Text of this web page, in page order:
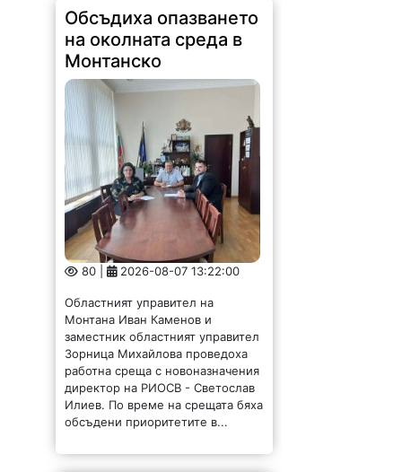
Обсъдиха опазването
на околната среда в
Монтанско
80 | 2026-08-07 13:22:00
Областният управител на
Монтана Иван Каменов и
заместник областният управител
Зорница Михайлова проведоха
работна среща с новоназначения
директор на РИОСВ - Светослав
Илиев. По време на срещата бяха
обсъдени приоритетите в...